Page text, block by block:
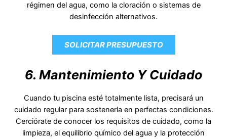
régimen del agua, como la cloración o sistemas de
desinfección alternativos.
SOLICITAR PRESUPUESTO
6. Mantenimiento Y Cuidado
Cuando tu piscina esté totalmente lista, precisará un
cuidado regular para sostenerla en perfectas condiciones.
Cerciórate de conocer los requisitos de cuidado, como la
limpieza, el equilibrio químico del agua y la protección